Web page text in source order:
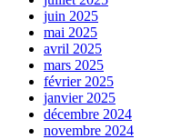
juin 2025
mai 2025
avril 2025
mars 2025
février 2025
janvier 2025
décembre 2024
novembre 2024